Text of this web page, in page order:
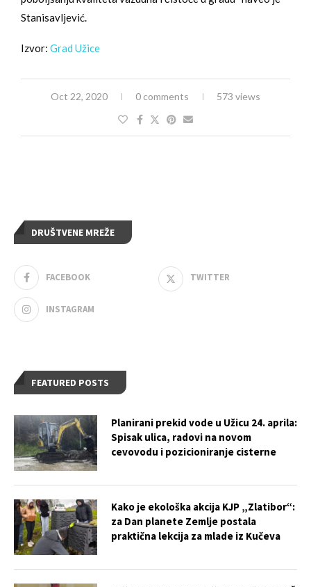
Stanisavljević.
Izvor: Grad Užice
Oct 22, 2020 0 comments 573 views
DRUŠTVENE MREŽE
FACEBOOK TWITTER
INSTAGRAM
FEATURED POSTS
Planirani prekid vode u Užicu 24. aprila:
Spisak ulica, radovi na novom
cevovodu i pozicioniranje cisterne
Kako je ekološka akcija KJP „Zlatibor“:
za Dan planete Zemlje postala
praktična lekcija za mlade iz Kučeva